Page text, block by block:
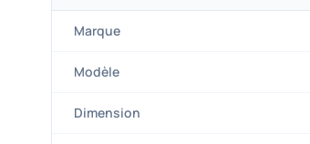
Marque
Modèle
Dimension